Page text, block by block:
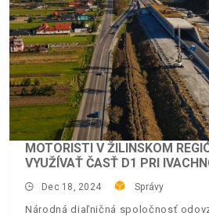
MOTORISTI V ŽILINSKOM
VYUŽÍVAŤ ČASŤ D1 PRI
Dec 18, 2024 Správy
Národná diaľničná spoločnosť